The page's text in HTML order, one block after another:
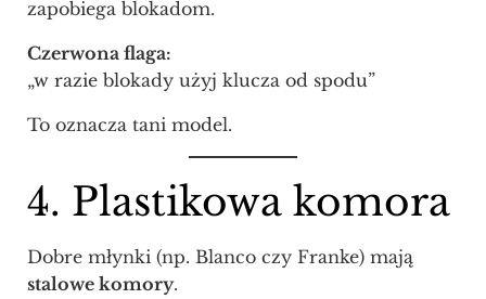
zapobiega blokadom.
Czerwona flaga:
„w razie blokady użyj klucza od spodu”
To oznacza tani model.
4. Plastikowa komora
Dobre młynki (np. Blanco czy Franke) mają
stalowe komory.